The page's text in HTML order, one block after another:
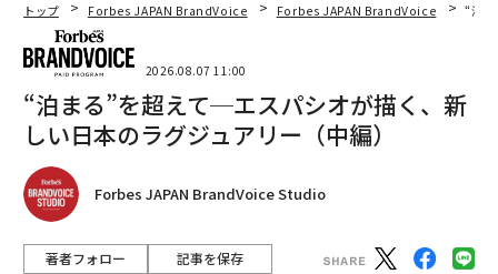
トップ Forbes JAPAN BrandVoice Forbes JAPAN BrandVoice “泊
2026.08.07 11:00
“泊まる”を超えて─エスパシオが描く、新
しい日本のラグジュアリー（中編）
Forbes JAPAN BrandVoice Studio
著者フォロー 記事を保存